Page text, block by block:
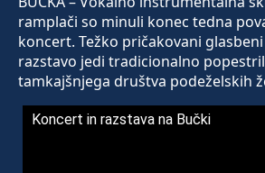
ramplači so minuli konec tedna
koncert. Težko pričakovani
razstavo jedi tradicionalno
tamkajšnjega društva podeželskih
Koncert in razstava na Bučki